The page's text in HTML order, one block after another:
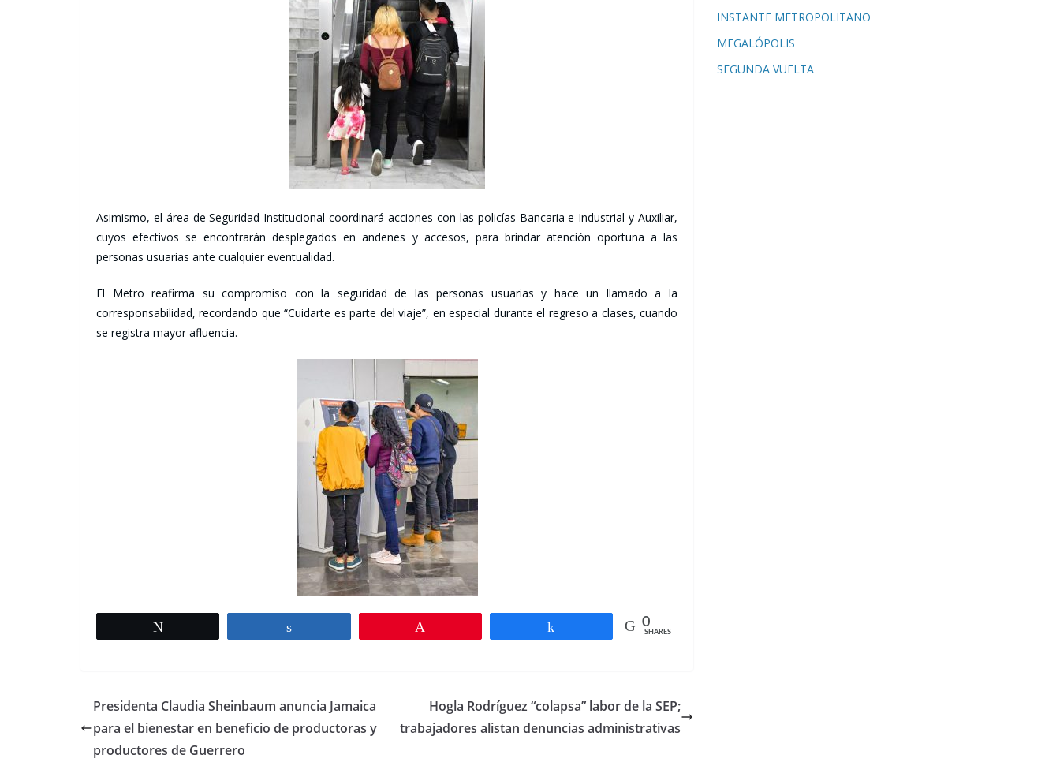
Asimismo, el área de Seguridad Institucional coordinará acciones con las policías Bancaria e Industrial y Auxiliar,
cuyos efectivos se encontrarán desplegados en andenes y accesos, para brindar atención oportuna a las
personas usuarias ante cualquier eventualidad.
El Metro reafirma su compromiso con la seguridad de las personas usuarias y hace un llamado a la
corresponsabilidad, recordando que “Cuidarte es parte del viaje”, en especial durante el regreso a clases, cuando
se registra mayor afluencia.
0
SHARES
Presidenta Claudia Sheinbaum anuncia Jamaica
para el bienestar en beneficio de productoras y
productores de Guerrero
Hogla Rodríguez “colapsa” labor de la SEP;
trabajadores alistan denuncias administrativas
INSTANTE METROPOLITANO
MEGALÓPOLIS
SEGUNDA VUELTA